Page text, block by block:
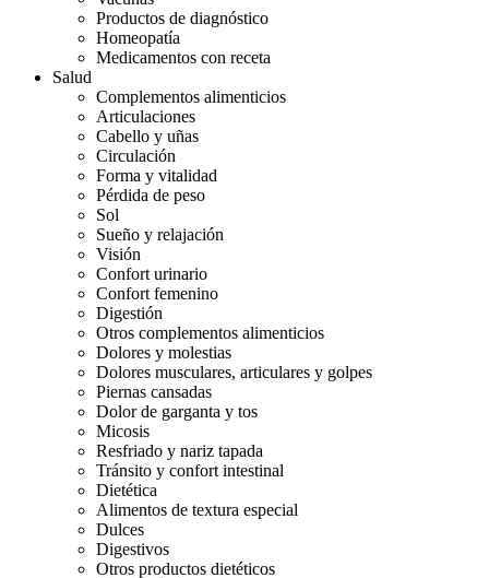
Productos de diagnóstico
Homeopatía
Medicamentos con receta
Salud
Complementos alimenticios
Articulaciones
Cabello y uñas
Circulación
Forma y vitalidad
Pérdida de peso
Sol
Sueño y relajación
Visión
Confort urinario
Confort femenino
Digestión
Otros complementos alimenticios
Dolores y molestias
Dolores musculares, articulares y golpes
Piernas cansadas
Dolor de garganta y tos
Micosis
Resfriado y nariz tapada
Tránsito y confort intestinal
Dietética
Alimentos de textura especial
Dulces
Digestivos
Otros productos dietéticos